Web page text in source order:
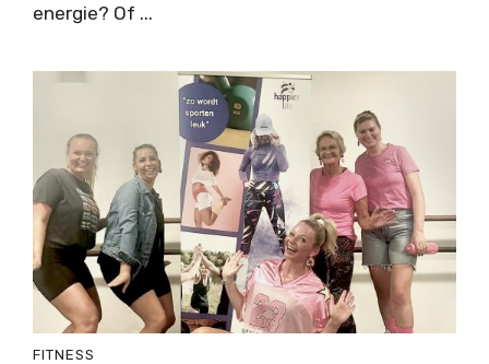
energie? Of ...
FITNESS